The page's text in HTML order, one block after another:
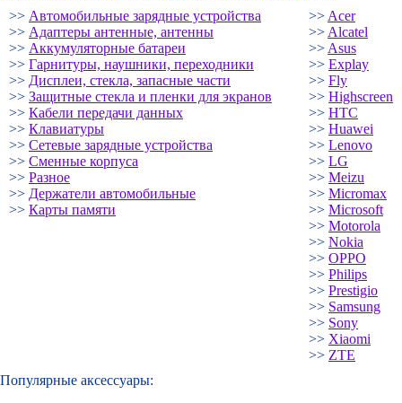
>> Автомобильные зарядные устройства
>> Адаптеры антенные, антенны
>> Аккумуляторные батареи
>> Гарнитуры, наушники, переходники
>> Дисплеи, стекла, запасные части
>> Защитные стекла и пленки для экранов
>> Кабели передачи данных
>> Клавиатуры
>> Сетевые зарядные устройства
>> Сменные корпуса
>> Разное
>> Держатели автомобильные
>> Карты памяти
>> Acer
>> Alcatel
>> Asus
>> Explay
>> Fly
>> Highscreen
>> HTC
>> Huawei
>> Lenovo
>> LG
>> Meizu
>> Micromax
>> Microsoft
>> Motorola
>> Nokia
>> OPPO
>> Philips
>> Prestigio
>> Samsung
>> Sony
>> Xiaomi
>> ZTE
Популярные аксессуары: